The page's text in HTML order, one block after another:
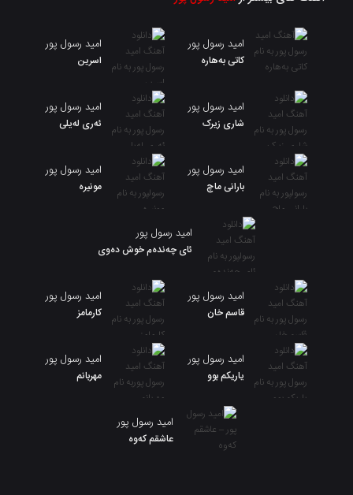
امید رسول پور
کاتی بەهارە
امید رسول پور
اسرین
امید رسول پور
شاری زیرک
امید رسول پور
ئەری لەیلی
امید رسول پور
بارانی ماچ
امید رسول پور
مونیره
امید رسول پور
ئای چەندەم خوش دەوی
امید رسول پور
قاسم خان
امید رسول پور
کارمامز
امید رسول پور
یاریکم بوو
امید رسول پور
مهربانم
امید رسول پور
عاشقم کەوە